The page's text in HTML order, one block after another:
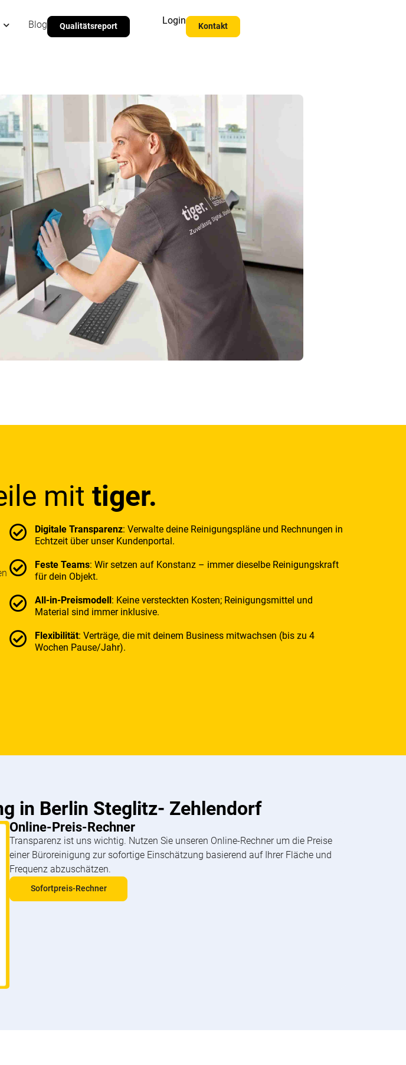
Blog Qualitätsreport
Login
Kontakt
mit tiger.
Digitale Transparenz: Verwalte deine Reinigungspläne und Rechnungen in
Echtzeit über unser Kundenportal.
Feste Teams: Wir setzen auf Konstanz – immer dieselbe Reinigungskraft
für dein Objekt.
All-in-Preismodell : Keine versteckten Kosten; Reinigungsmittel und
Material sind immer inklusive.
Flexibilität: Verträge, die mit deinem Business mitwachsen (bis zu 4
Wochen Pause/Jahr).
in Berlin Steglitz- Zehlendorf
Online-Preis-Rechner
Transparenz ist uns wichtig. Nutzen Sie unseren Online-Rechner um die Preise
einer Büroreinigung zur sofortige Einschätzung basierend auf Ihrer Fläche und
Frequenz abzuschätzen.
Sofortpreis-Rechner